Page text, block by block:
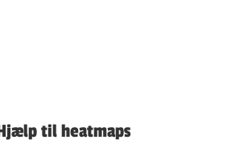
til heatmaps